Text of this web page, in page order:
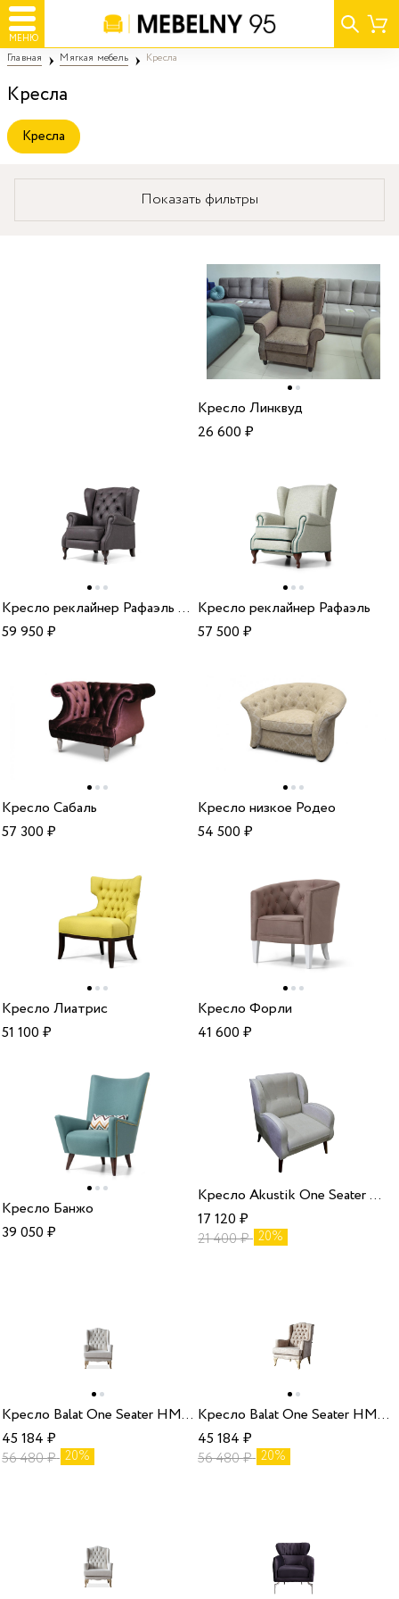
МЕНЮ
Главная Мягкая мебель Кресла
Кресла
Кресла
Показать фильтры
Кресло Линквуд
26 600₽
Кресло реклайнер Рафаэль с пиковкой
59 950₽
Кресло реклайнер Рафаэль
57 500₽
Кресло Сабаль
57 300₽
Кресло низкое Родео
54 500₽
Кресло Лиатрис
51 100₽
Кресло Форли
41 600₽
Кресло Банжо
39 050₽
Кресло Akustik One Seater AB-04 без раздвижного механизма Weltew
17 120₽
21 400₽ 20%
Кресло Balat One Seater HM-25 без раздвижного механизма Weltew
45 184₽
56 480₽ 20%
Кресло Balat One Seater HM-46 без раздвижного механизма Weltew
45 184₽
56 480₽ 20%